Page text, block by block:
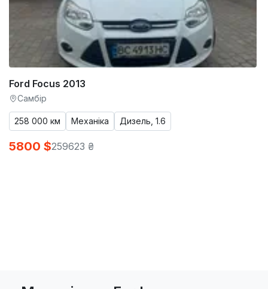
Ford Focus 2013
Самбір
258 000 км Механіка Дизель, 1.6
5800 $259623 ₴